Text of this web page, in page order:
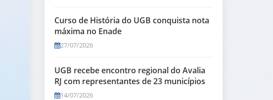
Curso de História do UGB conquista nota
máxima no Enade
27/07/2026
UGB recebe encontro regional do Avalia
RJ com representantes de 23 municípios
14/07/2026